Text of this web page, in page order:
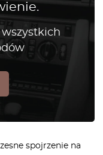
spojrzenie na